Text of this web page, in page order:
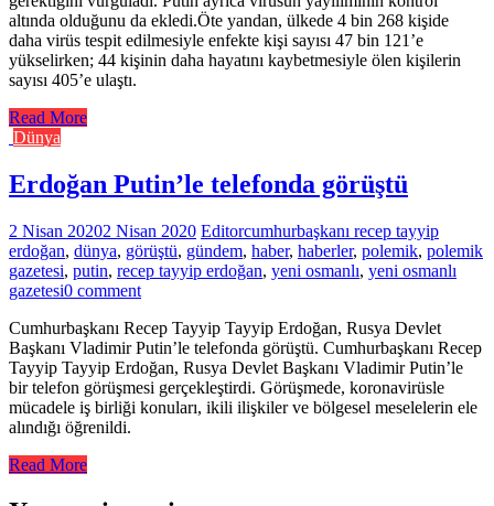
altında olduğunu da ekledi.Öte yandan, ülkede 4 bin 268 kişide
daha virüs tespit edilmesiyle enfekte kişi sayısı 47 bin 121’e
yükselirken; 44 kişinin daha hayatını kaybetmesiyle ölen kişilerin
sayısı 405’e ulaştı.
Read More
Dünya
Erdoğan Putin’le telefonda görüştü
2 Nisan 20202 Nisan 2020 Editorcumhurbaşkanı recep tayyip
erdoğan, dünya, görüştü, gündem, haber, haberler, polemik, polemik
gazetesi, putin, recep tayyip erdoğan, yeni osmanlı, yeni osmanlı
gazetesi0 comment
Cumhurbaşkanı Recep Tayyip Tayyip Erdoğan, Rusya Devlet
Başkanı Vladimir Putin’le telefonda görüştü. Cumhurbaşkanı Recep
Tayyip Tayyip Erdoğan, Rusya Devlet Başkanı Vladimir Putin’le
bir telefon görüşmesi gerçekleştirdi. Görüşmede, koronavirüsle
mücadele iş birliği konuları, ikili ilişkiler ve bölgesel meselelerin ele
alındığı öğrenildi.
Read More